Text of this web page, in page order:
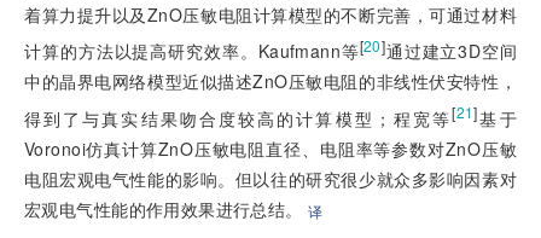
着算力提升以及ZnO压敏电阻计算模型的不断完善，可通过材料
计算的方法以提高研究效率。Kaufmann等[20]通过建立3D空间
中的晶界电网络模型近似描述ZnO压敏电阻的非线性伏安特性，
得到了与真实结果吻合度较高的计算模型；程宽等[21]基于
Voronoi仿真计算ZnO压敏电阻直径、电阻率等参数对ZnO压敏
电阻宏观电气性能的影响。但以往的研究很少就众多影响因素对
宏观电气性能的作用效果进行总结。
译